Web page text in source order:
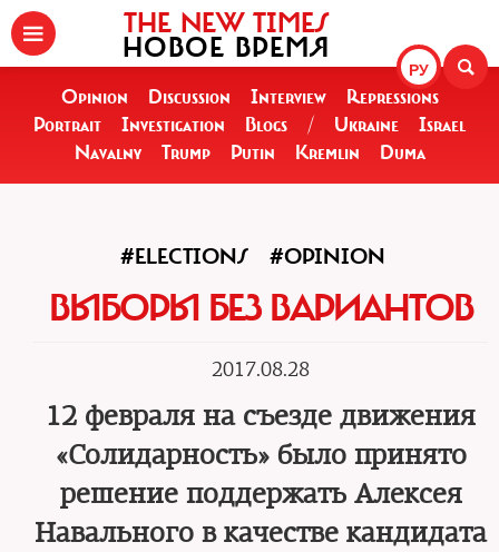
РУ
THE NEW TIMES
НОВОЕ ВРЕМЯ
Opinion Discussion Interview
Repressions
Portrait
Investigation Blogs / Ukraine
Israel
Navalny
Trump Putin Kremlin Duma
#ELECTIONS #OPINION
ВЫБОРЫ БЕЗ ВАРИАНТОВ
2017.08.28
12 февраля на съезде движения
«Солидарность» было принято
решение поддержать Алексея
Навального в качестве кандидата